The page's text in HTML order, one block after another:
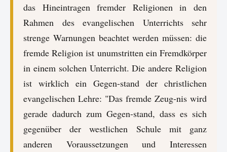
das Hineintragen fremder Religionen in den
Rahmen des evangelischen Unterrichts sehr
strenge Warnungen beachtet werden müssen: die
fremde Religion ist unumstritten ein Fremdkörper
in einem solchen Unterricht. Die andere Religion
ist wirklich ein Gegen-stand der christlichen
evangelischen Lehre: "Das fremde Zeug-nis wird
gerade dadurch zum Gegen-stand, dass es sich
gegenüber der westlichen Schule mit ganz
anderen Voraussetzungen und Interessen